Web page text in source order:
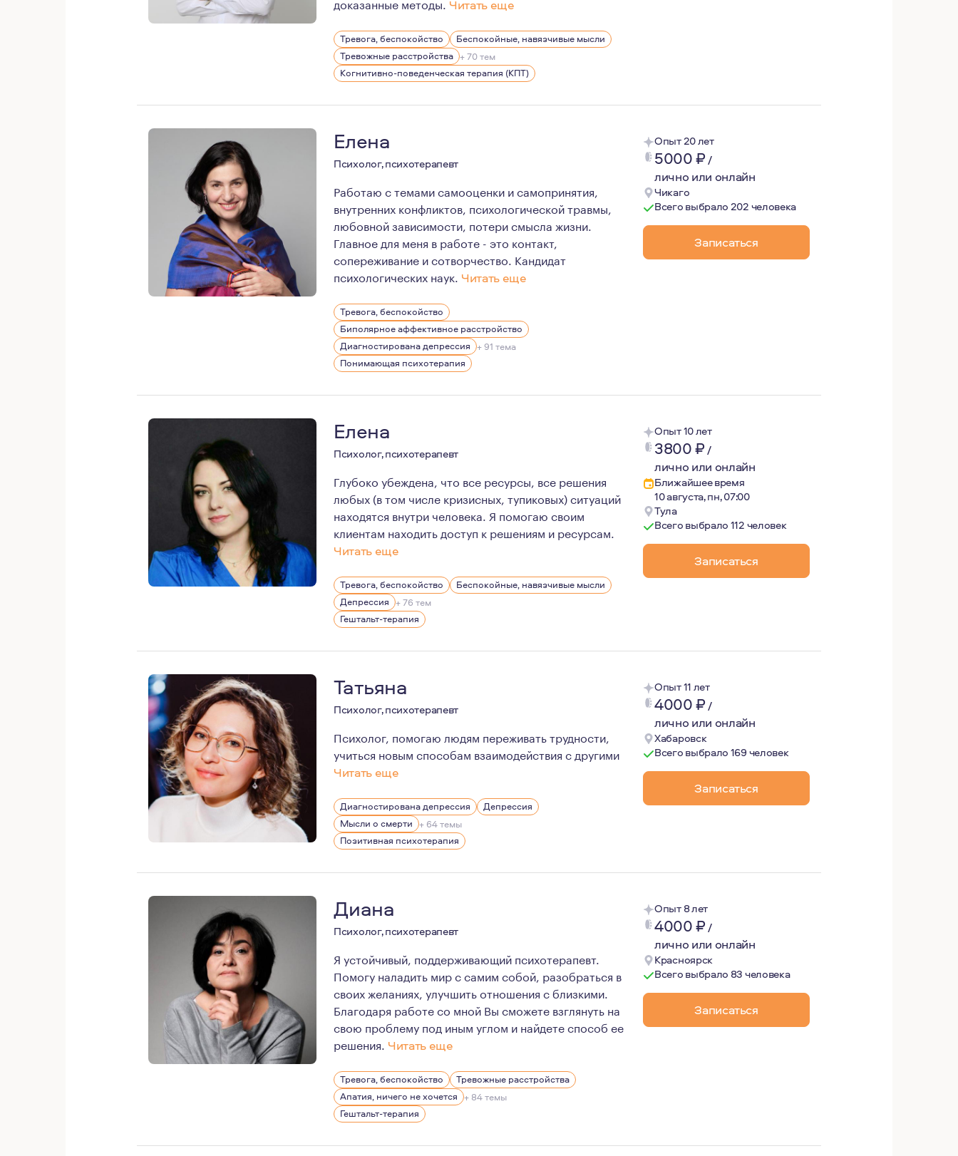
Читать еще
В ходе работы со мной Вы получите:
1. Сочувствие и поддержку.
2. Терапевтическую среду и терапевтические отношения, которые создают благоприятную атмосферу для
Тревога, беспокойство
Беспокойные, навязчивые мысли
Тревожные расстройства + 70 тем
Когнитивно-поведенческая терапия (КПТ)
Елена
Психолог, психотерапевт
Опыт 20 лет
5000₽/
лично или онлайн
Чикаго
Всего выбрало 202 человека
Записаться
Работаю с темами самооценки и самопринятия,
внутренних конфликтов, психологической травмы,
любовной зависимости, потери смысла жизни.
Главное для меня в работе - это контакт,
сопереживание и сотворчество. Кандидат
психологических наук. Читать еще
Для меня психотерапия — это возможность соприкоснуться с чудом, тайной, внутренней красотой человека.
Тревога, беспокойство
Биполярное аффективное расстройство
Диагностирована депрессия + 91 тема
Понимающая психотерапия
Елена
Психолог, психотерапевт
Опыт 10 лет
3800₽/
лично или онлайн
Ближайшее время
10 августа, пн, 07:00
Тула
Всего выбрало 112 человек
Записаться
Глубоко убеждена, что все ресурсы, все решения
любых (в том числе кризисных, тупиковых) ситуаций
находятся внутри человека. Я помогаю своим
клиентам находить доступ к решениям и ресурсам.
Читать еще
Психотерапия для меня - это процесс исследования, знакомства с собой и своими привычными способами
Мне очень интересны люди с их уникальными историями и жизненными коллизиями. В нашем совместном
Тревога, беспокойство
Беспокойные, навязчивые мысли
Депрессия + 76 тем
Гештальт-терапия
Татьяна
Психолог, психотерапевт
Опыт 11 лет
4000₽/
лично или онлайн
Хабаровск
Всего выбрало 169 человек
Записаться
Психолог, помогаю людям переживать трудности,
учиться новым способам взаимодействия с другими
Читать еще
Некоторое время я была клиентом психолога. Благодаря этому опыту я решила, что хочу консультировать
Диагностирована депрессия
Депрессия
Мысли о смерти + 64 темы
Позитивная психотерапия
Диана
Психолог, психотерапевт
Опыт 8 лет
4000₽/
лично или онлайн
Красноярск
Всего выбрало 83 человека
Записаться
Я устойчивый, поддерживающий психотерапевт.
Помогу наладить мир с самим собой, разобраться в
своих желаниях, улучшить отношения с близкими.
Благодаря работе со мной Вы сможете взглянуть на
свою проблему под иным углом и найдете способ ее
решения. Читать еще
Я в браке 25 лет, имею троих детей. Личный опыт психотерапии в качестве клиента более 400 часов. Очень
Тревога, беспокойство
Тревожные расстройства
Апатия, ничего не хочется + 84 темы
Гештальт-терапия